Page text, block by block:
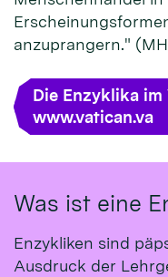
anzuprangern." (MH
Die Enzyklika
www.vatican.va
Was ist eine
Enzykliken sind
Ausdruck der